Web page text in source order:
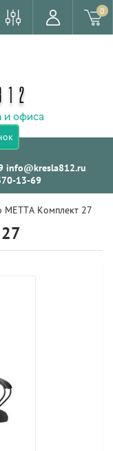
0
info@kresla812.ru
13-69
МЕТТА Комплект 27